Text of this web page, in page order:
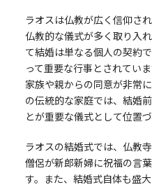
ラオスは仏教が広く信仰さ
仏教的な儀式が多く取り入
て結婚は単なる個人の契約
って重要な行事とされてい
家族や親からの同意が非常
の伝統的な家庭では、結婚
とが重要な儀式として位置
ラオスの結婚式では、仏教
僧侶が新郎新婦に祝福の言
す。また、結婚式自体も盛